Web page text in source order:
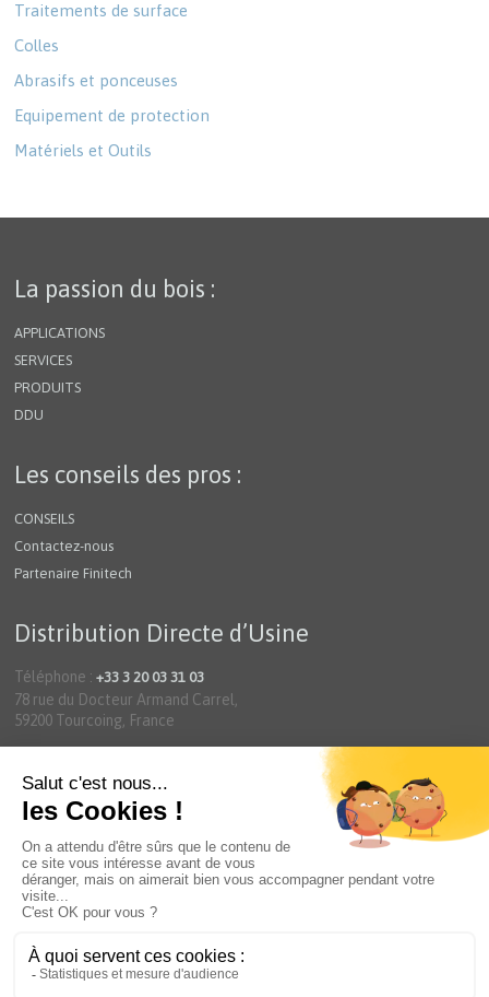
Traitements de surface
Colles
Abrasifs et ponceuses
Equipement de protection
Matériels et Outils
La passion du bois :
APPLICATIONS
SERVICES
PRODUITS
DDU
Les conseils des pros :
CONSEILS
Contactez-nous
Partenaire Finitech
Distribution Directe d’Usine
Téléphone :+33 3 20 03 31 03
78 rue du Docteur Armand Carrel,
59200 Tourcoing, France
Mentions légales
Politique de confidentialité
Linkedin
Facebook